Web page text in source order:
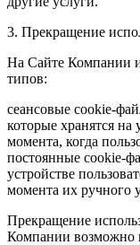
3. Прекращение
На Сайте Компании
типов:
сеансовые cookie-
которые хранятся на
момента, когда
постоянные cookie-
устройстве
момента их ручного
Прекращение
Компании возможно